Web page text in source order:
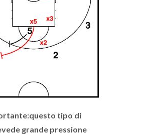
tipo di
grande pressione